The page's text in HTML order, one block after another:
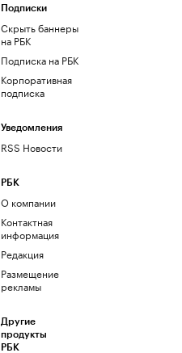
Подписки
Скрыть баннеры
на РБК
Подписка на РБК
Корпоративная
подписка
Уведомления
RSS Новости
РБК
О компании
Контактная
информация
Редакция
Размещение
рекламы
Другие
продукты
РБК